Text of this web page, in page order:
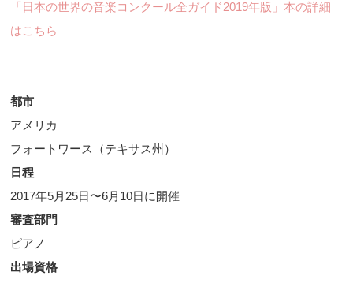
「日本の世界の音楽コンクール全ガイド2019年版」本の詳細
はこちら
都市
アメリカ
フォートワース（テキサス州）
日程
2017年5月25日〜6月10日に開催
審査部門
ピアノ
出場資格